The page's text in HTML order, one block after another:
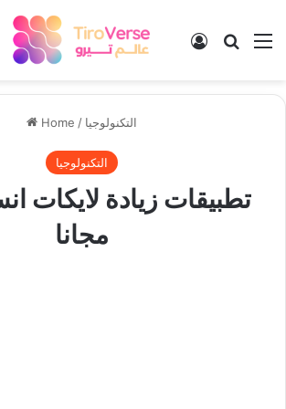
Log In
Home / التكنولوجيا
التكنولوجيا
مجانا